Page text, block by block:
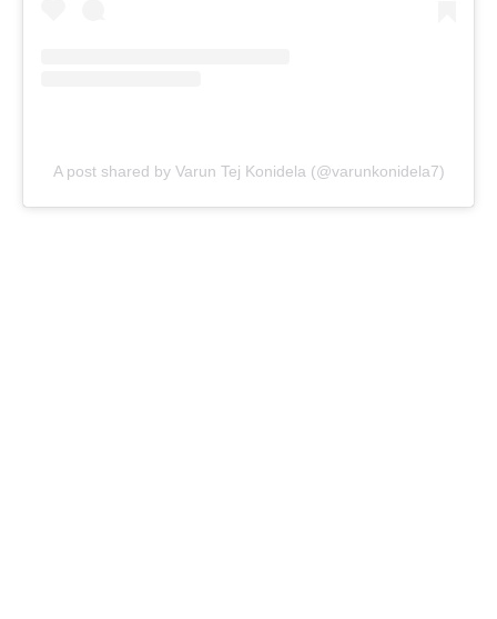
A post shared by Varun Tej Konidela (@varunkonidela7)